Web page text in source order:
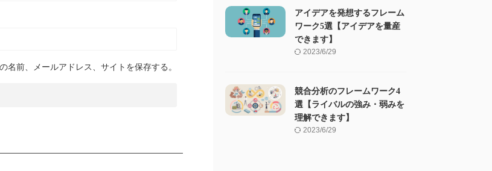
名前、メールアドレス、サイトを保存する。
アイデアを発想するフレーム
ワーク5選【アイデアを量産
できます】
2023/6/29
競合分析のフレームワーク4
選【ライバルの強み・弱みを
理解できます】
2023/6/29